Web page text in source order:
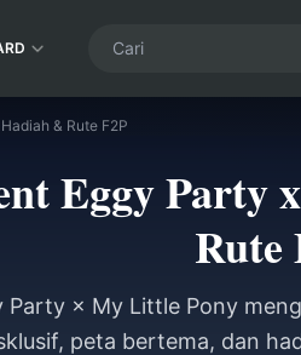
& Rute F2P
Eggy
Rute
Party × My Little Pony
peta bertema, dan